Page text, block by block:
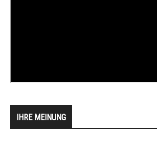
IHRE MEINUNG